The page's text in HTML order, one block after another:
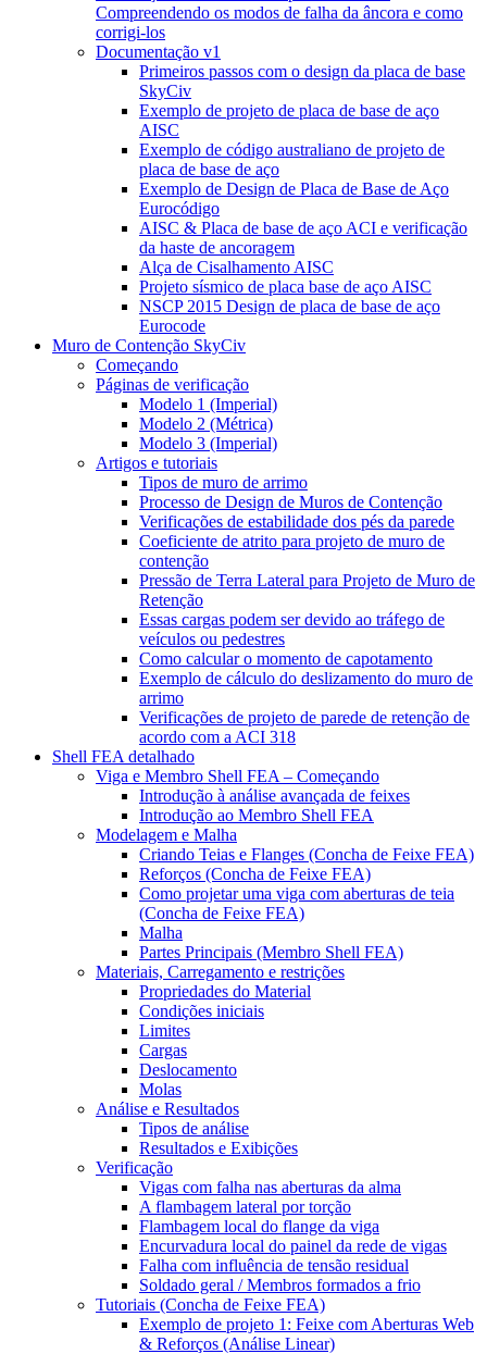
Compreendendo os modos de falha da âncora e como
corrigi-los
Documentação v1
Primeiros passos com o design da placa de base
SkyCiv
Exemplo de projeto de placa de base de aço
AISC
Exemplo de código australiano de projeto de
placa de base de aço
Exemplo de Design de Placa de Base de Aço
Eurocódigo
AISC & Placa de base de aço ACI e verificação
da haste de ancoragem
Alça de Cisalhamento AISC
Projeto sísmico de placa base de aço AISC
NSCP 2015 Design de placa de base de aço
Eurocode
Muro de Contenção SkyCiv
Começando
Páginas de verificação
Modelo 1 (Imperial)
Modelo 2 (Métrica)
Modelo 3 (Imperial)
Artigos e tutoriais
Tipos de muro de arrimo
Processo de Design de Muros de Contenção
Verificações de estabilidade dos pés da parede
Coeficiente de atrito para projeto de muro de
contenção
Pressão de Terra Lateral para Projeto de Muro de
Retenção
Essas cargas podem ser devido ao tráfego de
veículos ou pedestres
Como calcular o momento de capotamento
Exemplo de cálculo do deslizamento do muro de
arrimo
Verificações de projeto de parede de retenção de
acordo com a ACI 318
Shell FEA detalhado
Viga e Membro Shell FEA – Começando
Introdução à análise avançada de feixes
Introdução ao Membro Shell FEA
Modelagem e Malha
Criando Teias e Flanges (Concha de Feixe FEA)
Reforços (Concha de Feixe FEA)
Como projetar uma viga com aberturas de teia
(Concha de Feixe FEA)
Malha
Partes Principais (Membro Shell FEA)
Materiais, Carregamento e restrições
Propriedades do Material
Condições iniciais
Limites
Cargas
Deslocamento
Molas
Análise e Resultados
Tipos de análise
Resultados e Exibições
Verificação
Vigas com falha nas aberturas da alma
A flambagem lateral por torção
Flambagem local do flange da viga
Encurvadura local do painel da rede de vigas
Falha com influência de tensão residual
Soldado geral / Membros formados a frio
Tutoriais (Concha de Feixe FEA)
Exemplo de projeto 1: Feixe com Aberturas Web
& Reforços (Análise Linear)